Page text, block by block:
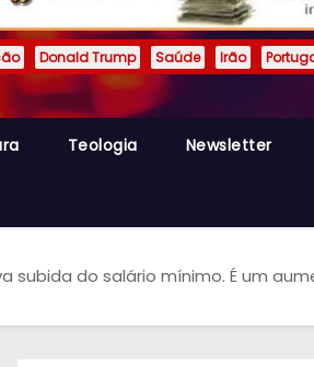
Donald Trump Saúde Irão
Teologia Newsletter
subida do salário mínimo. É um